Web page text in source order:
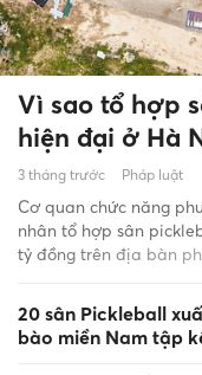
Vì sao tổ hợp
hiện đại ở Hà
3 tháng trước Pháp luật
Cơ quan chức năng
nhân tổ hợp sân
tỷ đồng trên địa bàn
20 sân Pickleball
bào miền Nam tập